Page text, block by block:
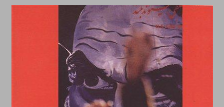
לקרוא איראן בישראל ... 0